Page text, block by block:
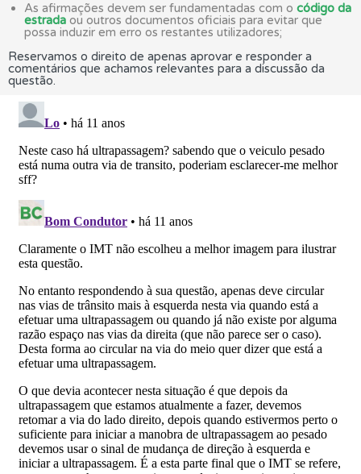
As afirmações devem ser fundamentadas com o código da
estrada ou outros documentos oficiais para evitar que
possa induzir em erro os restantes utilizadores;
Reservamos o direito de apenas aprovar e responder a
comentários que achamos relevantes para a discussão da
questão.